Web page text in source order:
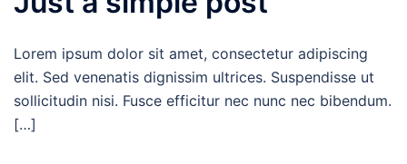
Lorem ipsum dolor sit amet, consectetur adipiscing
elit. Sed venenatis dignissim ultrices. Suspendisse ut
sollicitudin nisi. Fusce efficitur nec nunc nec bibendum.
[…]